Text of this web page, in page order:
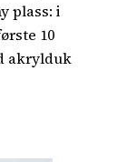
plass: i
10
akrylduk